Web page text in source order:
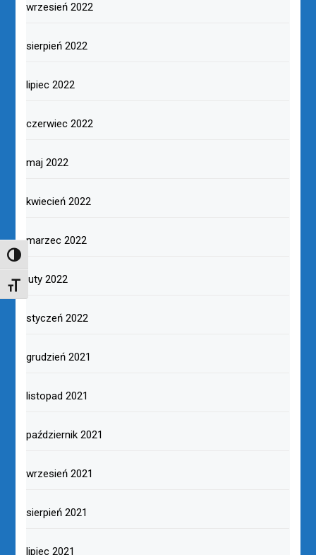
TOGGLE HIGH CONTRAST
TOGGLE FONT SIZE
wrzesień 2022
sierpień 2022
lipiec 2022
czerwiec 2022
maj 2022
kwiecień 2022
marzec 2022
luty 2022
styczeń 2022
grudzień 2021
listopad 2021
październik 2021
wrzesień 2021
sierpień 2021
lipiec 2021